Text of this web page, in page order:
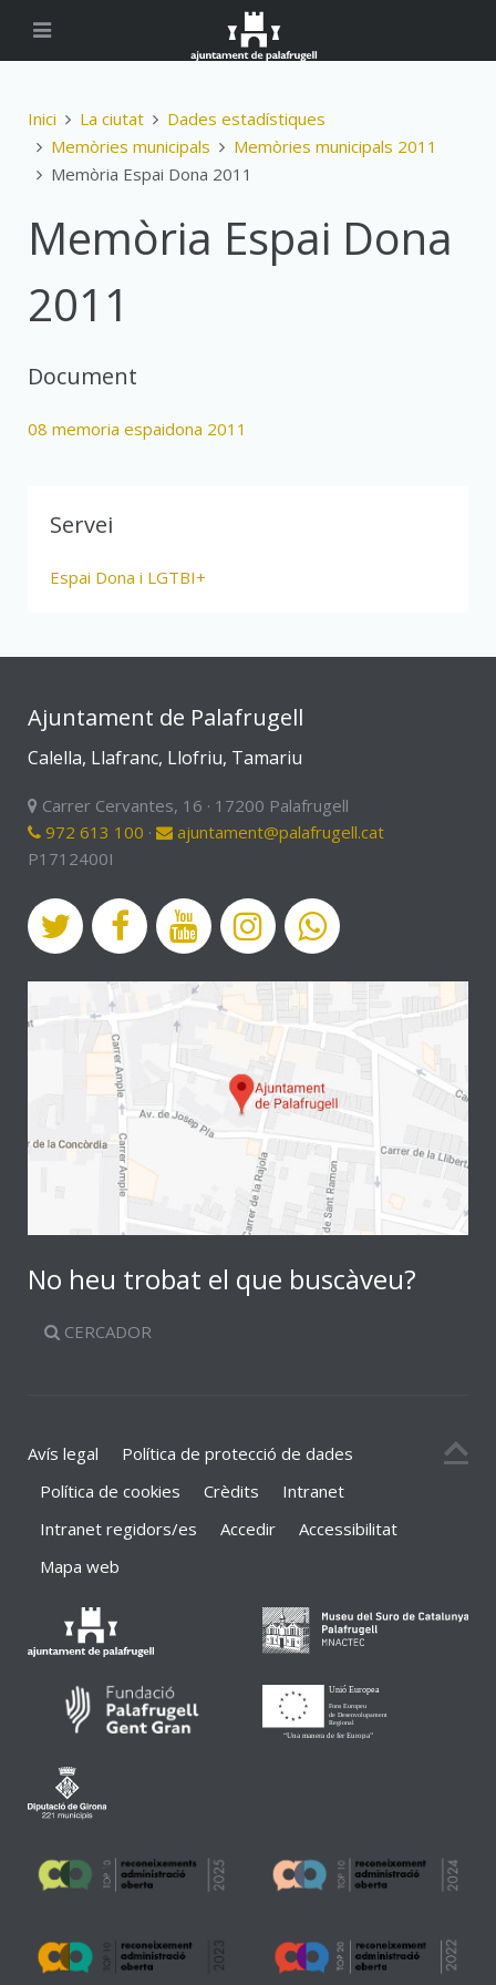
Inici La ciutat
Dades estadístiques
Memòries municipals
Memòries municipals 2011
Memòria Espai Dona 2011
Memòria Espai Dona
2011
Document
08 memoria espaidona 2011
Servei
Espai Dona i LGTBI+
Ajuntament de Palafrugell
Calella, Llafranc, Llofriu, Tamariu
Carrer Cervantes, 16 · 17200 Palafrugell
972 613 100 ·
ajuntament@palafrugell.cat
P1712400I
No heu trobat el que buscàveu?
CERCADOR
Avís legal
Política de protecció de dades
Política de cookies
Crèdits
Intranet
Intranet regidors/es
Accedir
Accessibilitat
Mapa web